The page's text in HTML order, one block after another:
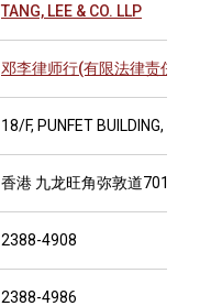
TANG, LEE & CO. LLP
邓李律师行(有限法律责任合伙)
18/F, PUNFET BUILDING, 701
香港 九龙旺角弥敦道701号 番
2388-4908
2388-4986